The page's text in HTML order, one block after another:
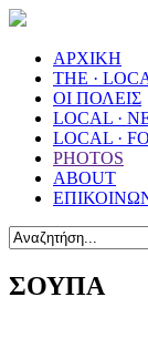
ΑΡΧΙΚΗ
THE ·
ΟΙ ΠΟΛΕΙΣ
LOCAL ·
LOCAL ·
PHOTOS
ABOUT
ΣΟΥΠΑ